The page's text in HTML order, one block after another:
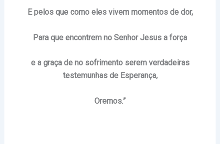
E pelos que como eles vivem momentos de dor,
Para que encontrem no Senhor Jesus a força
e a graça de no sofrimento serem verdadeiras
testemunhas de Esperança,
Oremos.”